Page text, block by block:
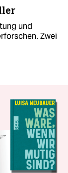
und
Zwei